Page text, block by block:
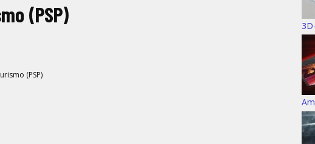
(PSP)
(PSP)